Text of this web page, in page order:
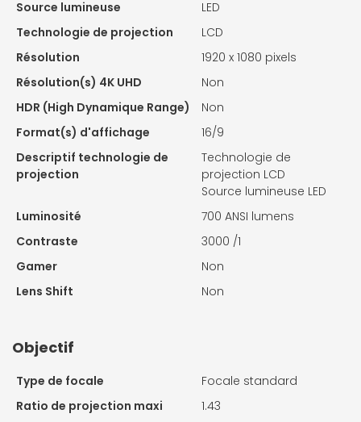
Source lumineuse
LED
Technologie de projection
LCD
Résolution
1920 x 1080 pixels
Résolution(s) 4K UHD
Non
HDR (High Dynamique Range)
Non
Format(s) d'affichage
16/9
Descriptif technologie de
projection
Technologie de
projection LCD
Source lumineuse LED
Luminosité
700 ANSI lumens
Contraste
3000 /1
Gamer
Non
Lens Shift
Non
Objectif
Type de focale
Focale standard
Ratio de projection maxi
1.43